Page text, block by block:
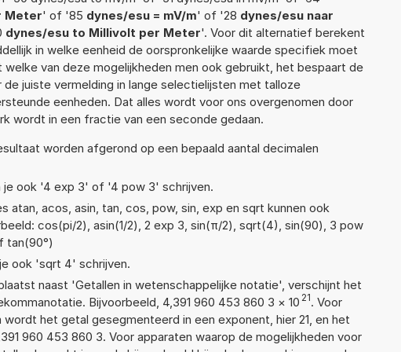
Meter' of '85 dynes/esu = mV/m' of '28 dynes/esu naar
dynes/esu to Millivolt per Meter'. Voor dit alternatief berekent
in welke eenheid de oorspronkelijke waarde specifiek moet
van deze mogelijkheden men ook gebruikt, het bespaart de
juiste vermelding in lange selectielijsten met talloze
eenheden. Dat alles wordt voor ons overgenomen door
wordt in een fractie van een seconde gedaan.
worden afgerond op een bepaald aantal decimalen
je ook '4 exp 3' of '4 pow 3' schrijven.
atan, acos, asin, tan, cos, pow, sin, exp en sqrt kunnen ook
cos(pi/2), asin(1/2), 2 exp 3, sin(π/2), sqrt(4), sin(90), 3 pow
tan(90°)
ook 'sqrt 4' schrijven.
naast 'Getallen in wetenschappelijke notatie', verschijnt het
Bijvoorbeeld, 4,391 960 453 860 3 × 10 21. Voor
het getal gesegmenteerd in een exponent, hier 21, en het
960 453 860 3. Voor apparaten waarop de mogelijkheden voor